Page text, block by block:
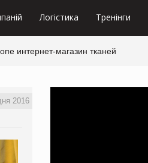
Логістика Тренінги
интернет-магазин тканей
2016